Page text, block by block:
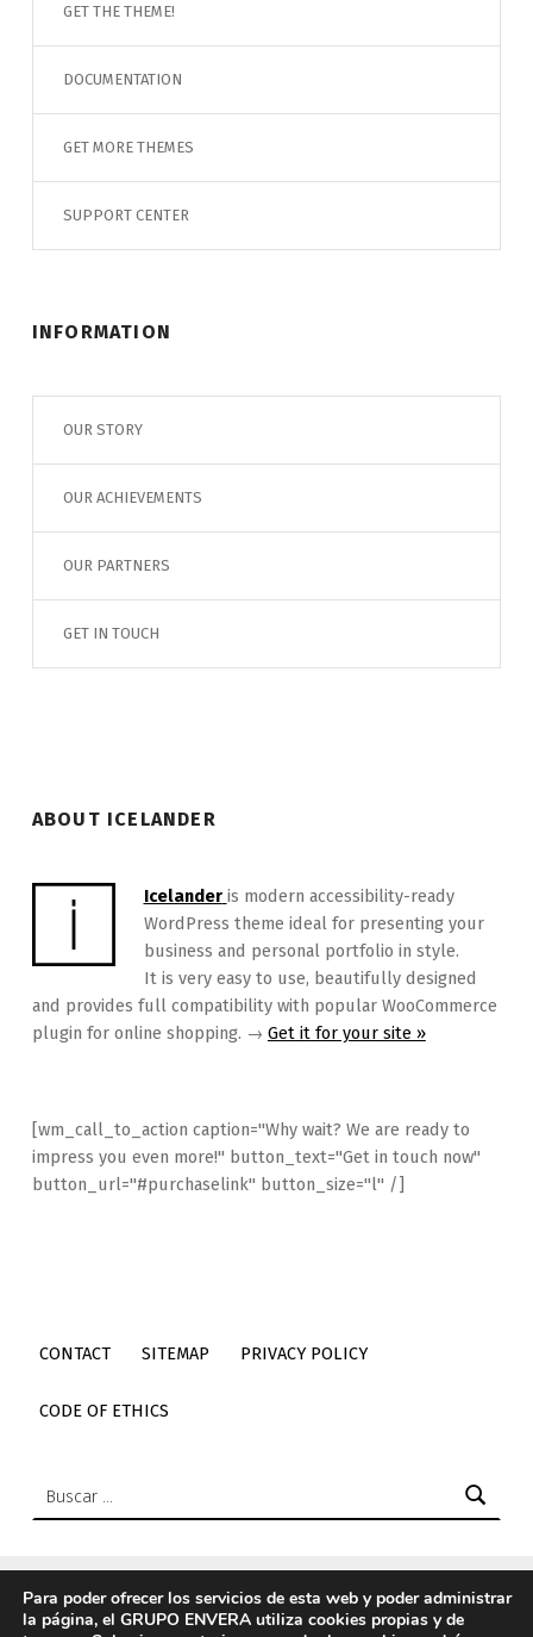
GET THE THEME!
DOCUMENTATION
GET MORE THEMES
SUPPORT CENTER
INFORMATION
OUR STORY
OUR ACHIEVEMENTS
OUR PARTNERS
GET IN TOUCH
ABOUT ICELANDER
Icelander is modern accessibility-ready
WordPress theme ideal for presenting your
business and personal portfolio in style.
It is very easy to use, beautifully designed
and provides full compatibility with popular WooCommerce
plugin for online shopping. → Get it for your site »
[wm_call_to_action caption="Why wait? We are ready to
impress you even more!" button_text="Get in touch now"
button_url="#purchaselink" button_size="l" /]
CONTACT SITEMAP PRIVACY POLICY
CODE OF ETHICS
© 2026Envera |UsingIcelander WordPresstheme.|Back
Para poder ofrecer los servicios de esta web y poder administrar
la página, el GRUPO ENVERA utiliza cookies propias y de